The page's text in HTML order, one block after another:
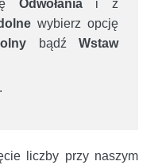
Odwołaniai z
wybierz opcję
bądź Wstaw
liczby przy naszym